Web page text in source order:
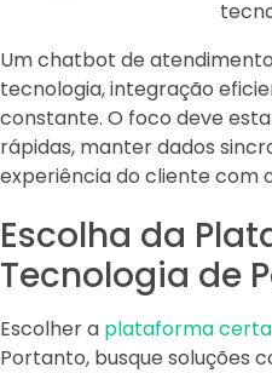
Um chatbot de
tecnologia, integração
constante. O foco deve
rápidas, manter dados
experiência do cliente com
Escolha da
Tecnologia de
Escolher a plataforma certa
Portanto, busque soluções